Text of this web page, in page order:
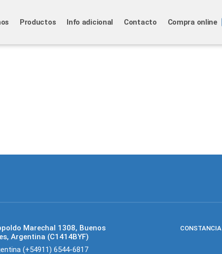
Productos Info adicional Contacto Compra online
Marechal 1308, Buenos
Argentina (C1414BYF)
(+54911) 6544-6817
CONSTANCIA